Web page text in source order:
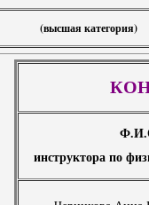
(высшая категория)
инструктора по